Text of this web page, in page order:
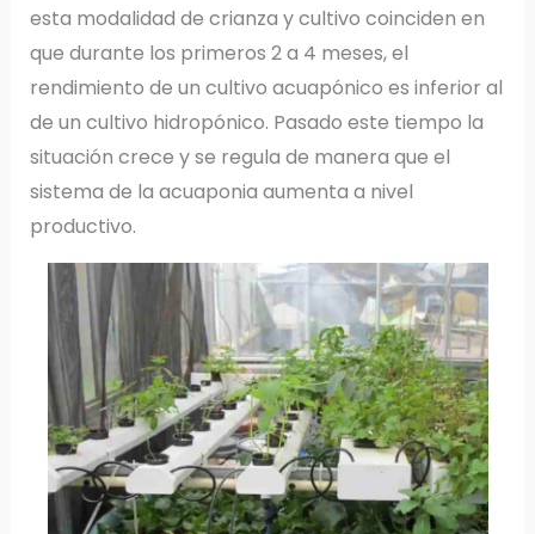
esta modalidad de crianza y cultivo coinciden en
que durante los primeros 2 a 4 meses, el
rendimiento de un cultivo acuapónico es inferior al
de un cultivo hidropónico. Pasado este tiempo la
situación crece y se regula de manera que el
sistema de la acuaponia aumenta a nivel
productivo.